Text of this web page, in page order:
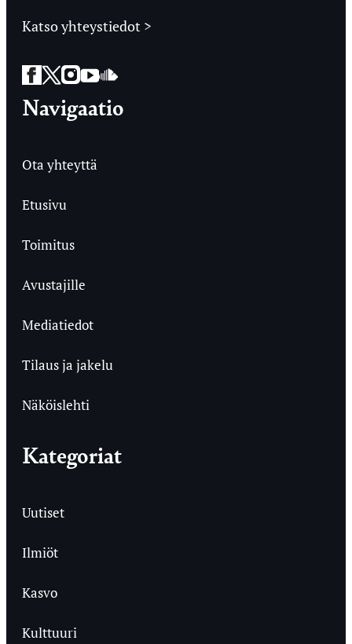
Katso yhteystiedot >
Facebook
Twitter
Instagram
YouTube
SoundCloud
Navigaatio
Ota yhteyttä
Etusivu
Toimitus
Avustajille
Mediatiedot
Tilaus ja jakelu
Näköislehti
Kategoriat
Uutiset
Ilmiöt
Kasvo
Kulttuuri